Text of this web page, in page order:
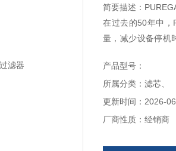
简要描述：
在过去的50年中，
量，减少设备停机
序需要纯净，干燥
的质量和服务的承诺
产品型号：
所属分类：滤芯、
更新时间：2026-
厂商性质：经销商